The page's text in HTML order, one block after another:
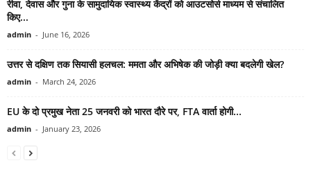
रीवा, देवास और गुना के सामुदायिक स्वास्थ्य केंद्रों को आउटसोर्स माध्यम से संचालित
किए...
admin - June 16, 2026
उत्तर से दक्षिण तक सियासी हलचल: ममता और अभिषेक की जोड़ी क्या बदलेगी खेल?
admin - March 24, 2026
EU के दो प्रमुख नेता 25 जनवरी को भारत दौरे पर, FTA वार्ता होगी...
admin - January 23, 2026